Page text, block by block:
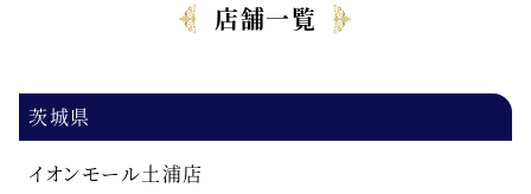
店舗一覧
茨城県
イオンモール土浦店